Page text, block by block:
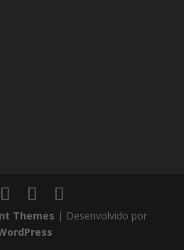
Themes | Desenvolvido por